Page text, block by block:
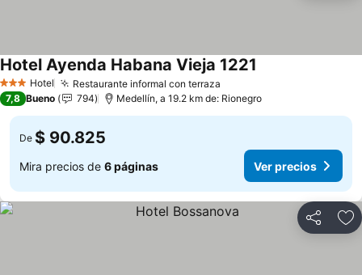
3 Estrellas
Hotel Restaurante informal con terraza
Hotel Ayenda Habana Vieja 1221
7,8 Bueno 794 Medellín, a 19.2 km de: Rionegro
De $ 90.825
Mira precios de 6 páginas Ver precios
Compartir